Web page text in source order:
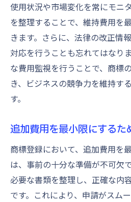
使用状況や市場変化を常にモニ
を整理することで、維持費用を
きます。さらに、法律の改正情
対応を行うことも忘れてはなり
な費用監視を行うことで、商標
き、ビジネスの競争力を維持す
す。
追加費用を最小限にするた
商標登録において、追加費用を
は、事前の十分な準備が不可欠
必要な書類を整理し、正確な内
です。これにより、申請がスム